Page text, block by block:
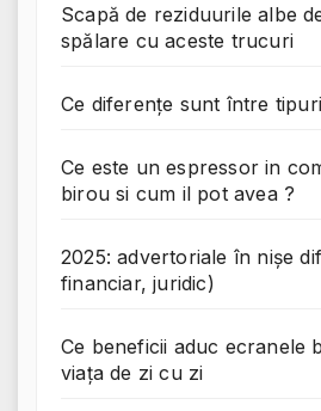
Scapă de reziduurile albe
spălare cu aceste trucuri
Ce diferențe sunt între
Ce este un espressor in
birou si cum il pot avea ?
2025: advertoriale în nișe
financiar, juridic)
Ce beneficii aduc ecranele
viața de zi cu zi